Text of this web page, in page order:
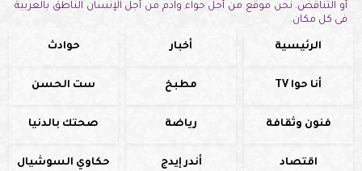
أو التناقض. نحن موقع من أجل حواء وآدم من أجل الإنسان الناطق بالعربية
فى كل مكان.
الرئيسية أخبار حوادث
أنا حوا TV مطبخ ست الحسن
فنون وثقافة رياضة صحتك بالدنيا
اقتصاد أندر إيدج حكاوي السوشيال